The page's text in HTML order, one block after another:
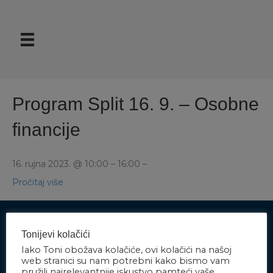
Program Split 16. 9. – Osobne
financije
16. rujna 2023. @ 10:00 – 16:00 –
Pročitaj više
Javite nam se
Tonijevi kolačići
Iako Toni obožava kolačiće, ovi kolačići na našoj
web stranici su nam potrebni kako bismo vam